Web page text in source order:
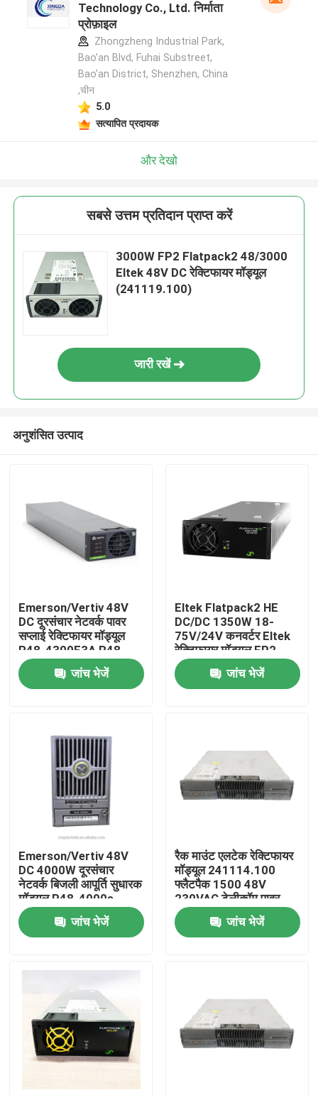
होम
विडियो
आउटडोर दूरसंचार कैबिनेट
दूरसंचार बैटरी कैबिनेट
नेटवर्क सर्वर रैक कैबिनेट
दूरसंचार डीसी पावर सिस्टम
Technology Co., Ltd. निर्माता
प्रोफ़ाइल
Zhongzheng Industrial Park,
Bao’an Blvd, Fuhai Substreet,
Bao’an District, Shenzhen, China
,चीन
5.0
सत्यापित प्रदायक
और देखो
सबसे उत्तम प्रतिदान प्राप्त करें
3000W FP2 Flatpack2 48/3000
Eltek 48V DC रेक्टिफायर मॉड्यूल
(241119.100)
जारी रखें
अनुशंसित उत्पाद
Emerson/Vertiv 48V
DC दूरसंचार नेटवर्क पावर
सप्लाई रेक्टिफायर मॉड्यूल
R48-4300E3A R48-
4300E3
जांच भेजें
Eltek Flatpack2 HE
DC/DC 1350W 18-
75V/24V कनवर्टर Eltek
रेक्टिफायर मॉड्यूल FP2
24V 48V DC पावर सप्लाई
(241115.600/24111
जांच भेजें
Emerson/Vertiv 48V
DC 4000W दूरसंचार
नेटवर्क बिजली आपूर्ति सुधारक
मॉड्यूल R48-4000e
R48-4000
जांच भेजें
रैक माउंट एलटेक रेक्टिफायर
मॉड्यूल 241114.100
फ्लैटपैक 1500 48V
230VAC टेलीकॉम पावर
मॉड्यूल रेक्टिफायर
जांच भेजें